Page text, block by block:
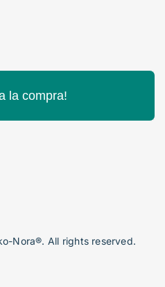
la compra!
Nora®. All rights reserved.